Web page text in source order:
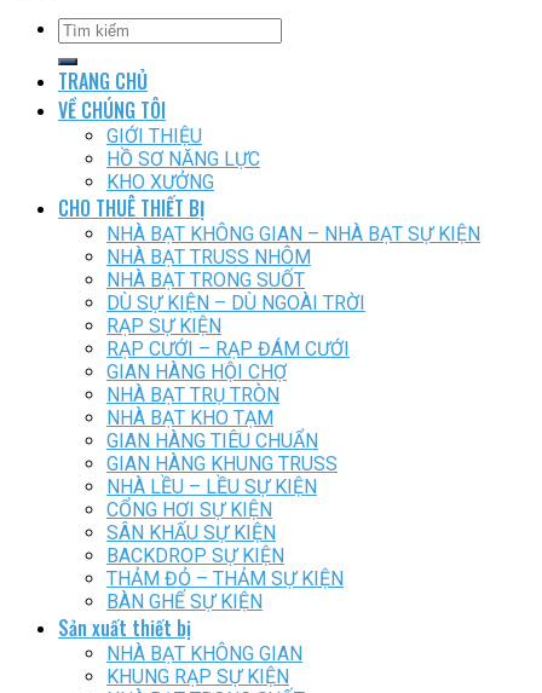
TRANG CHỦ
VỀ CHÚNG TÔI
GIỚI THIỆU
HỒ SƠ NĂNG LỰC
KHO XƯỞNG
CHO THUÊ THIẾT BỊ
NHÀ BẠT KHÔNG GIAN – NHÀ BẠT SỰ KIỆN
NHÀ BẠT TRUSS NHÔM
NHÀ BẠT TRONG SUỐT
DÙ SỰ KIỆN – DÙ NGOÀI TRỜI
RẠP SỰ KIỆN
RẠP CƯỚI – RẠP ĐÁM CƯỚI
GIAN HÀNG HỘI CHỢ
NHÀ BẠT TRỤ TRÒN
NHÀ BẠT KHO TẠM
GIAN HÀNG TIÊU CHUẨN
GIAN HÀNG KHUNG TRUSS
NHÀ LỀU – LỀU SỰ KIỆN
CỔNG HƠI SỰ KIỆN
SÂN KHẤU SỰ KIỆN
BACKDROP SỰ KIỆN
THẢM ĐỎ – THẢM SỰ KIỆN
BÀN GHẾ SỰ KIỆN
Sản xuất thiết bị
NHÀ BẠT KHÔNG GIAN
KHUNG RẠP SỰ KIỆN